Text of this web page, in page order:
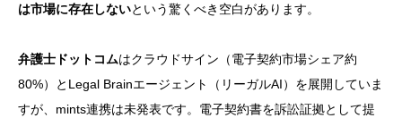
は市場に存在しないという驚くべき空白があります。
弁護士ドットコムはクラウドサイン（電子契約市場シェア約
80%）とLegal Brainエージェント（リーガルAI）を展開していま
すが、mints連携は未発表です。電子契約書を訴訟証拠として提